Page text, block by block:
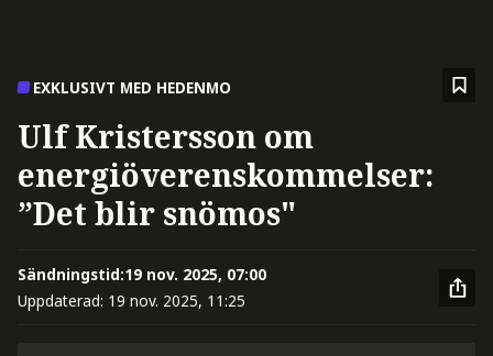
EXKLUSIVT MED HEDENMO
Ulf Kristersson om
energiöverenskommelser:
”Det blir snömos"
Sändningstid:19 nov. 2025, 07:00
Uppdaterad: 19 nov. 2025, 11:25